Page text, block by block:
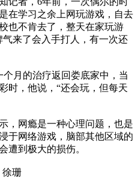
在学习之余上网玩游戏，自去
也不肯去了，整天在家玩游
来了会入手打人，有一次还
月的治疗返回娄底家中，当
时，他说，“还会玩，但每天
网瘾是一种心理问题，也是
于网络游戏，脑部其他区域的
遭到极大的损伤。
珊